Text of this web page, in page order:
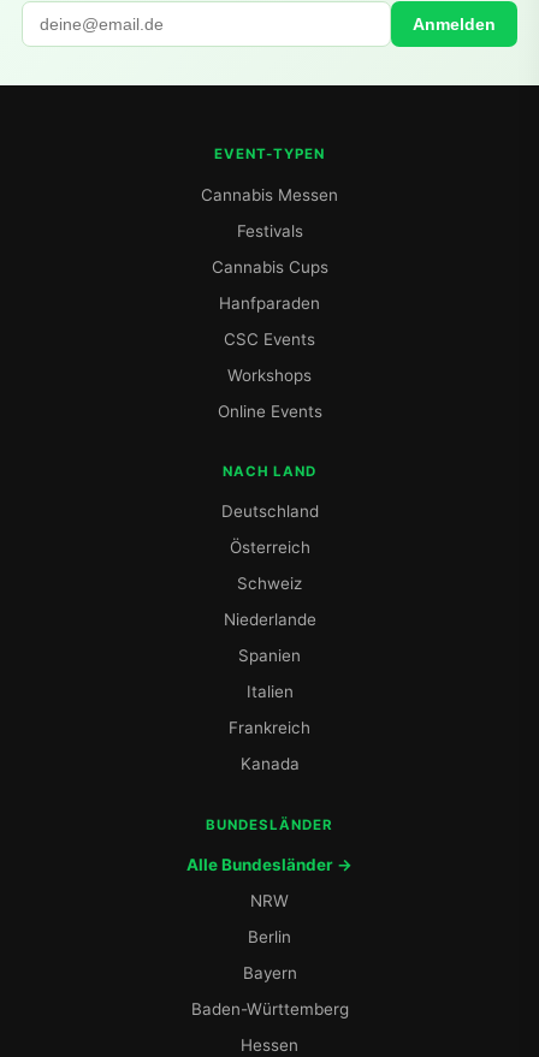
Anmelden
EVENT-TYPEN
Cannabis Messen
Festivals
Cannabis Cups
Hanfparaden
CSC Events
Workshops
Online Events
NACH LAND
Deutschland
Österreich
Schweiz
Niederlande
Spanien
Italien
Frankreich
Kanada
BUNDESLÄNDER
Alle Bundesländer →
NRW
Berlin
Bayern
Baden-Württemberg
Hessen